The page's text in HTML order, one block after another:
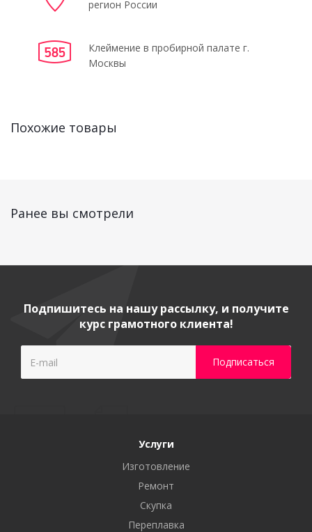
регион России
Клеймение в пробирной палате г.
Москвы
Похожие товары
Ранее вы смотрели
Подпишитесь на нашу рассылку, и получите
курс грамотного клиента!
Услуги
Изготовление
Ремонт
Скупка
Переплавка